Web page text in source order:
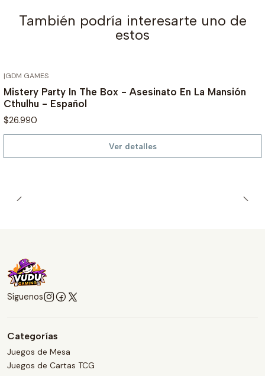
También podría interesarte uno de
estos
|GDM GAMES
Mistery Party In The Box - Asesinato En La Mansión
Cthulhu - Español
$26.990
Ver detalles
Síguenos
Categorías
Juegos de Mesa
Juegos de Cartas TCG